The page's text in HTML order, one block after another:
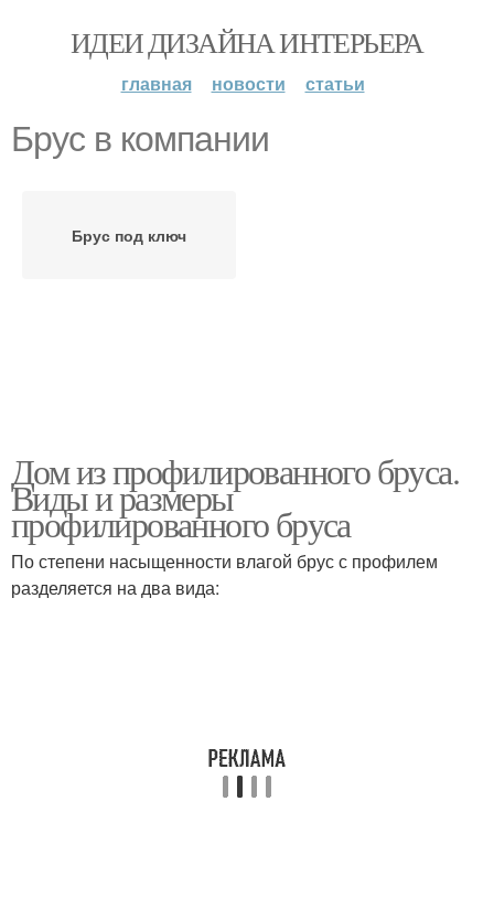
ИДЕИ ДИЗАЙНА ИНТЕРЬЕРА
главная новости статьи
Брус в компании
Брус под ключ
Дом из профилированного бруса.
Виды и размеры
профилированного бруса
По степени насыщенности влагой брус с профилем
разделяется на два вида: